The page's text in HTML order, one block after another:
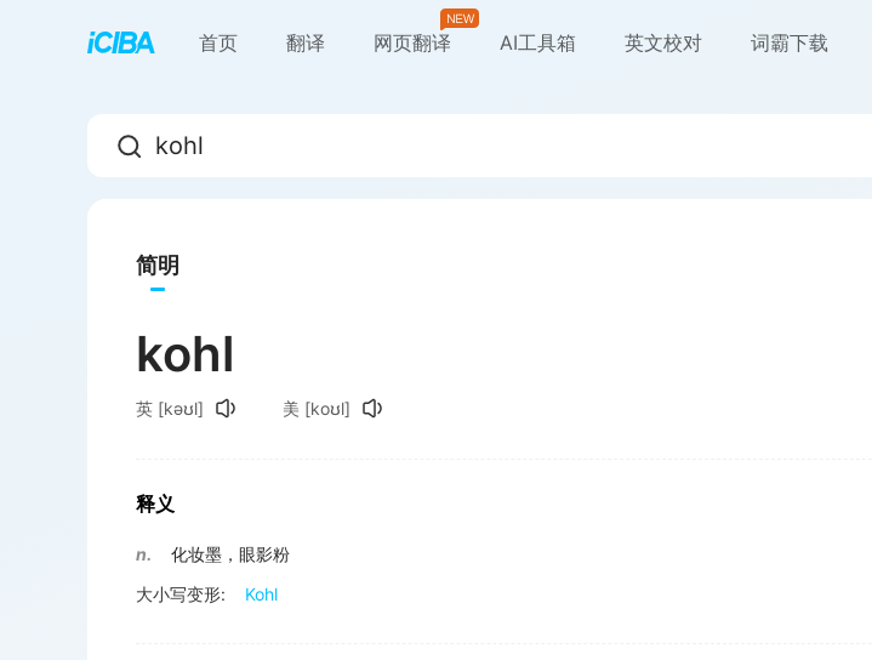
首页 翻译 网页翻译 AI工具箱 英文校对 词霸下载
简明
kohl
英 [kəʊl] 美 [koʊl]
释义
n.
化妆墨，眼影粉
大小写变形:
Kohl